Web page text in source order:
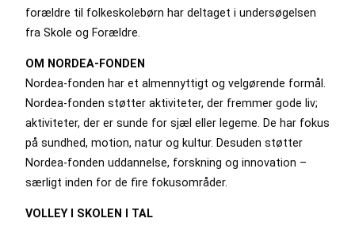
forældre til folkeskolebørn har deltaget i undersøgelsen
fra Skole og Forældre.
OM NORDEA-FONDEN
Nordea-fonden har et almennyttigt og velgørende formål.
Nordea-fonden støtter aktiviteter, der fremmer gode liv;
aktiviteter, der er sunde for sjæl eller legeme. De har fokus
på sundhed, motion, natur og kultur. Desuden støtter
Nordea-fonden uddannelse, forskning og innovation –
særligt inden for de fire fokusområder.
VOLLEY I SKOLEN I TAL